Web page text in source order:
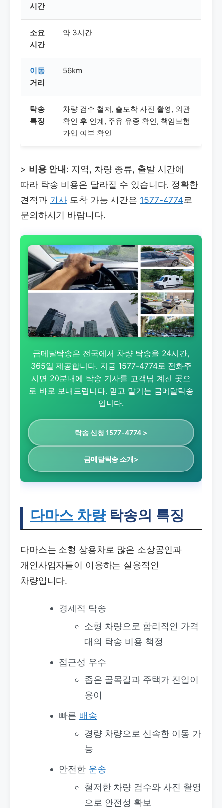
시간
소요
시간
약 3시간
이동
거리
56km
탁송
특징
차량 검수 철저, 출도착 사진 촬영, 외관
확인 후 인계, 주유 유종 확인, 책임보험
가입 여부 확인
> 비용 안내 : 지역, 차량 종류, 출발 시간에
따라 탁송 비용은 달라질 수 있습니다. 정확한
견적과 기사 도착 가능 시간은 1577-4774로
문의하시기 바랍니다.
금메달탁송은 전국에서 차량 탁송을 24시간,
365일 제공합니다. 지금 1577-4774로 전화주
시면 20분내에 탁송 기사를 고객님 계신 곳으
로 바로 보내드립니다. 믿고 맡기는 금메달탁송
입니다.
탁송 신청 1577-4774 >
금메달탁송 소개>
다마스 차량탁송의 특징
다마스는 소형 상용차로 많은 소상공인과
개인사업자들이 이용하는 실용적인
차량입니다.
경제적 탁송
소형 차량으로 합리적인 가격
대의 탁송 비용 책정
접근성 우수
좁은 골목길과 주택가 진입이
용이
빠른 배송
경량 차량으로 신속한 이동 가
능
안전한 운송
철저한 차량 검수와 사진 촬영
으로 안전성 확보